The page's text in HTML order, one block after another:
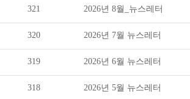
321 2026년 8월_뉴스레터
320 2026년 7월 뉴스레터
319 2026년 6월 뉴스레터
318 2026년 5월 뉴스레터